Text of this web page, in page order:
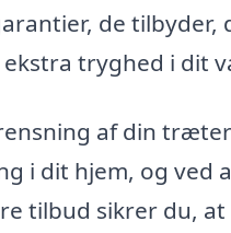
de tilbyder,
tryghed i dit
af din
i dit hjem, og ved
tilbud sikrer du,